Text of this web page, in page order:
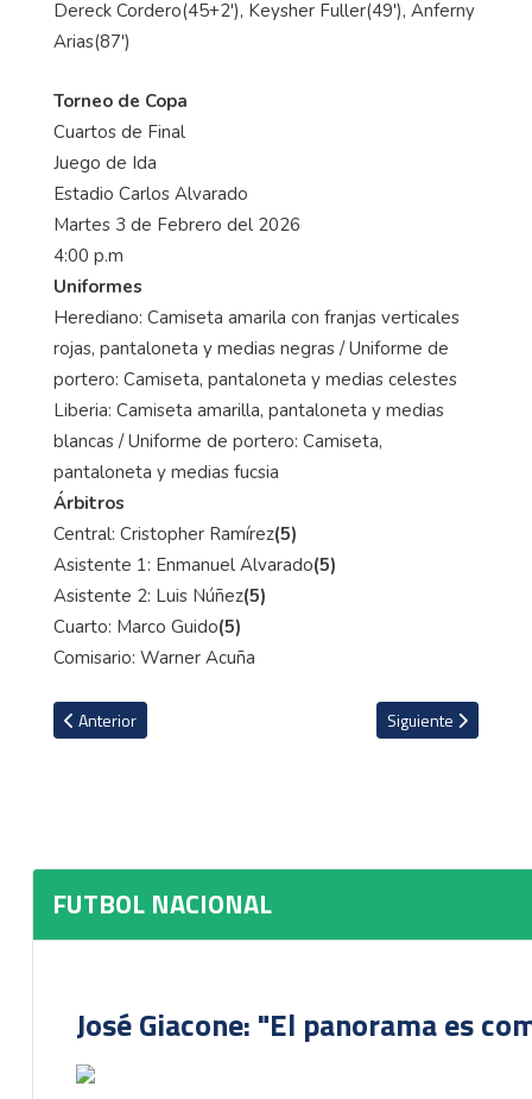
Dereck Cordero(45+2'), Keysher Fuller(49'), Anferny
Arias(87')
Torneo de Copa
Cuartos de Final
Juego de Ida
Estadio Carlos Alvarado
Martes 3 de Febrero del 2026
4:00 p.m
Uniformes
Herediano: Camiseta amarila con franjas verticales
rojas, pantaloneta y medias negras / Uniforme de
portero: Camiseta, pantaloneta y medias celestes
Liberia: Camiseta amarilla, pantaloneta y medias
blancas / Uniforme de portero: Camiseta,
pantaloneta y medias fucsia
Árbitros
Central: Cristopher Ramírez(5)
Asistente 1: Enmanuel Alvarado(5)
Asistente 2: Luis Núñez(5)
Cuarto: Marco Guido(5)
Comisario: Warner Acuña
Artículo anterior: Sporting a un paso de las semifinales del
Anterior Artículo siguiente:
Siguiente
FUTBOL NACIONAL
José Giacone: "El panorama es